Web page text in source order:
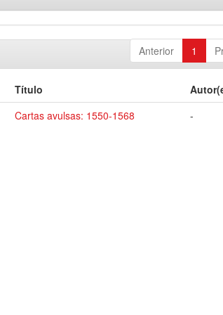
Anterior 1
Título
Cartas avulsas: 1550-1568 -